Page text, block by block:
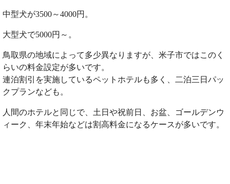
中型犬が3500～4000円。
大型犬で5000円～。
鳥取県の地域によって多少異なりますが、米子市ではこのく
らいの料金設定が多いです。
連泊割引を実施しているペットホテルも多く、二泊三日パッ
クプランなども。
人間のホテルと同じで、土日や祝前日、お盆、ゴールデンウ
ィーク、年末年始などは割高料金になるケースが多いです。